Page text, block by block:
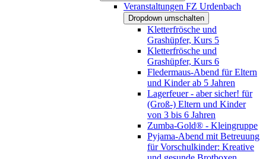
Veranstaltungen FZ Urdenbach
Dropdown umschalten
Kletterfrösche und
Grashüpfer, Kurs 5
Kletterfrösche und
Grashüpfer, Kurs 6
Fledermaus-Abend für Eltern
und Kinder ab 5 Jahren
Lagerfeuer - aber sicher! für
(Groß-) Eltern und Kinder
von 3 bis 6 Jahren
Zumba-Gold® - Kleingruppe
Pyjama-Abend mit Betreuung
für Vorschulkinder: Kreative